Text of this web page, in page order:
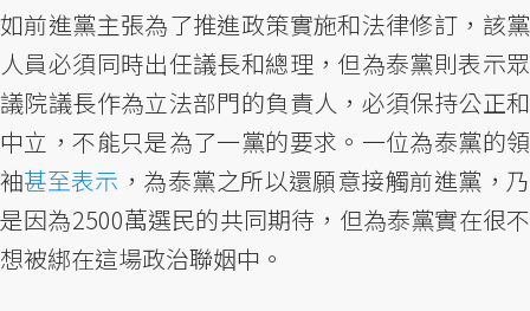
如前進黨主張為了推進政策實施和法律修訂，該黨
人員必須同時出任議長和總理，但為泰黨則表示眾
議院議長作為立法部門的負責人，必須保持公正和
中立，不能只是為了一黨的要求。一位為泰黨的領
袖甚至表示 ，為泰黨之所以還願意接觸前進黨，乃
是因為2500萬選民的共同期待，但為泰黨實在很不
想被綁在這場政治聯姻中。